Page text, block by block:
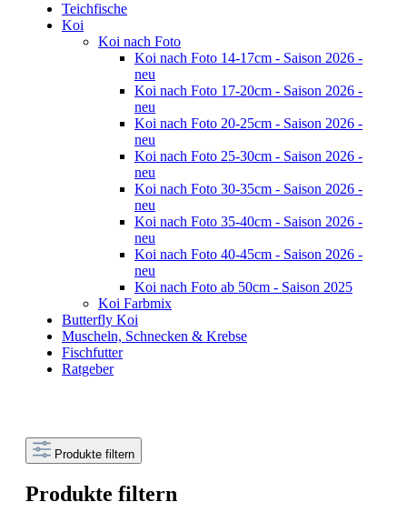
Teichfische
Koi
Koi nach Foto
Koi nach Foto 14-17cm - Saison 2026 -
neu
Koi nach Foto 17-20cm - Saison 2026 -
neu
Koi nach Foto 20-25cm - Saison 2026 -
neu
Koi nach Foto 25-30cm - Saison 2026 -
neu
Koi nach Foto 30-35cm - Saison 2026 -
neu
Koi nach Foto 35-40cm - Saison 2026 -
neu
Koi nach Foto 40-45cm - Saison 2026 -
neu
Koi nach Foto ab 50cm - Saison 2025
Koi Farbmix
Butterfly Koi
Muscheln, Schnecken & Krebse
Fischfutter
Ratgeber
Produkte filtern
Produkte filtern